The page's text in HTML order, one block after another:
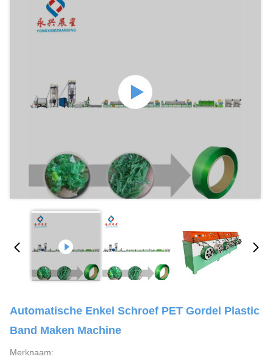
Automatische Enkel Schroef PET Gordel Plastic
Band Maken Machine
Merknaam: